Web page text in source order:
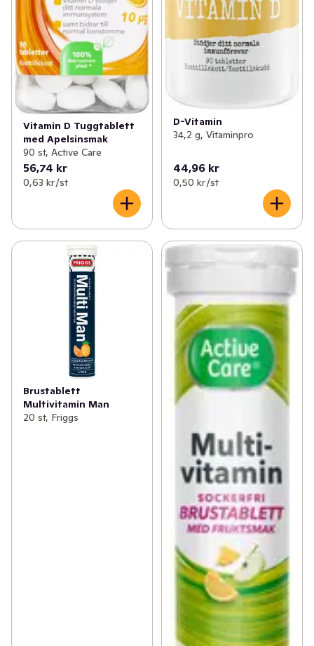
Vitamin D Tuggtablett
med Apelsinsmak
90 st, Active Care
56,74 kr
0,63 kr /st
D-Vitamin
34,2 g, Vitaminpro
44,96 kr
0,50 kr /st
Brustablett
Multivitamin Man
20 st, Friggs